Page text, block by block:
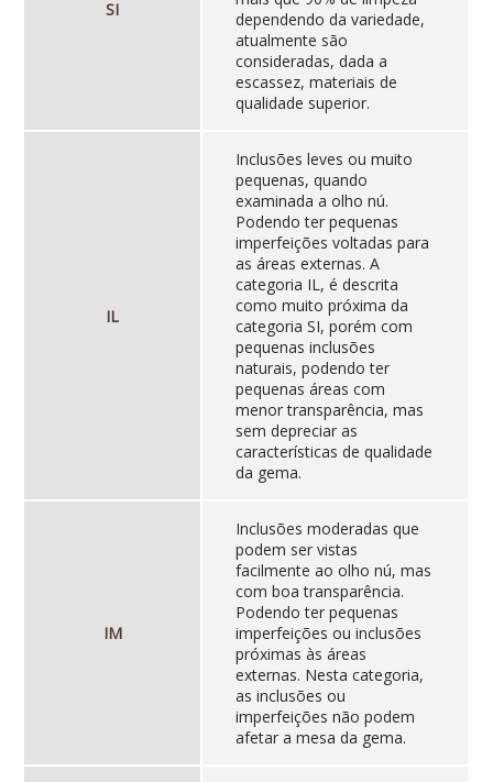
SI
dependendo da variedade,
atualmente são
consideradas, dada a
escassez, materiais de
qualidade superior.
IL
Inclusões leves ou muito
pequenas, quando
examinada a olho nú.
Podendo ter pequenas
imperfeições voltadas para
as áreas externas. A
categoria IL, é descrita
como muito próxima da
categoria SI, porém com
pequenas inclusões
naturais, podendo ter
pequenas áreas com
menor transparência, mas
sem depreciar as
características de qualidade
da gema.
IM
Inclusões moderadas que
podem ser vistas
facilmente ao olho nú, mas
com boa transparência.
Podendo ter pequenas
imperfeições ou inclusões
próximas às áreas
externas. Nesta categoria,
as inclusões ou
imperfeições não podem
afetar a mesa da gema.